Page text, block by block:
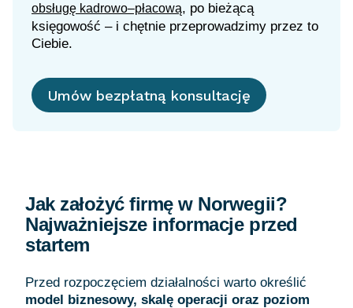
obsługę kadrowo–płacową, po bieżącą
księgowość – i chętnie przeprowadzimy przez to
Ciebie.
Umów bezpłatną konsultację
Jak założyć firmę w Norwegii?
Najważniejsze informacje przed
startem
Przed rozpoczęciem działalności warto określić
model biznesowy, skalę operacji oraz poziom